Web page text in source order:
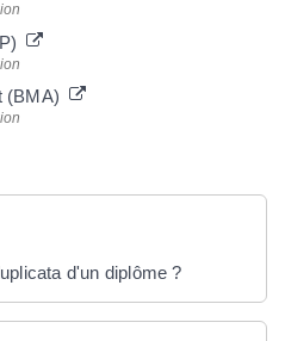
(BMA)
d'un diplôme ?